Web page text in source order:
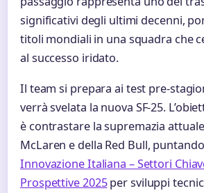
significativi degli ultimi decenni,
titoli mondiali in una squadra che
al successo iridato.
Il team si prepara ai test pre-
verrà svelata la nuova SF-25.
è contrastare la supremazia
McLaren e della Red Bull,
Innovazione Italiana – Settori
Prospettive 2025per sviluppi